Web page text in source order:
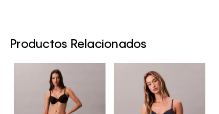
Productos Relacionados